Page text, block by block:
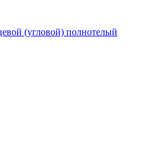
(угловой) полнотелый